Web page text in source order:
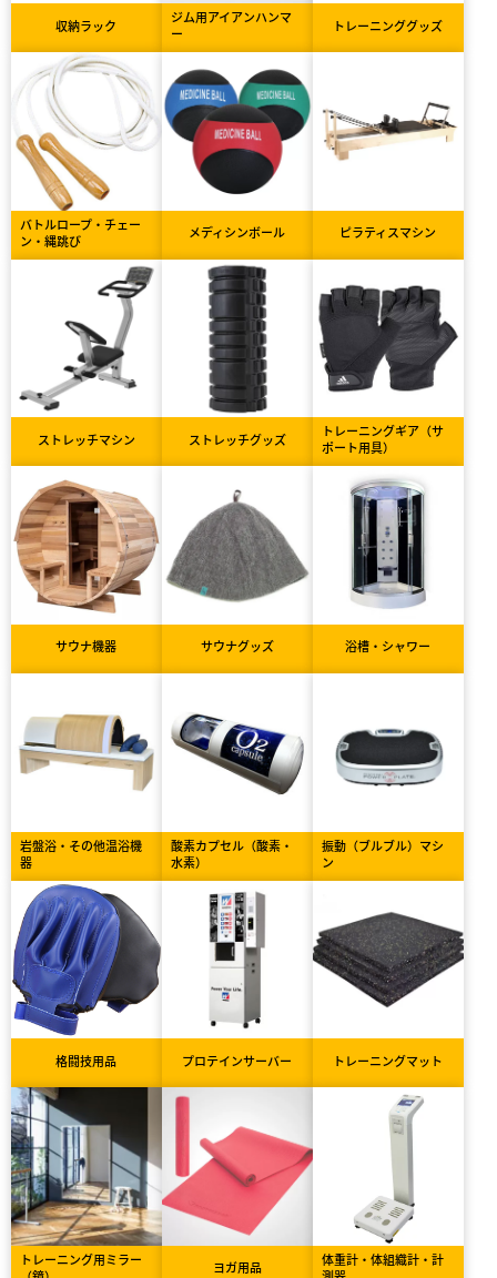
収納ラック
ジム用アイアンハンマ
ー
トレーニンググッズ
バトルロープ・チェー
ン・縄跳び
メディシンボール ピラティスマシン
ストレッチマシン ストレッチグッズ
トレーニングギア（サ
ポート用具）
サウナ機器 サウナグッズ 浴槽・シャワー
岩盤浴・その他温浴機
器
酸素カプセル（酸素・
水素）
振動（ブルブル）マシ
ン
格闘技用品 プロテインサーバー トレーニングマット
トレーニング用ミラー
ヨガ用品
体重計・体組織計・計